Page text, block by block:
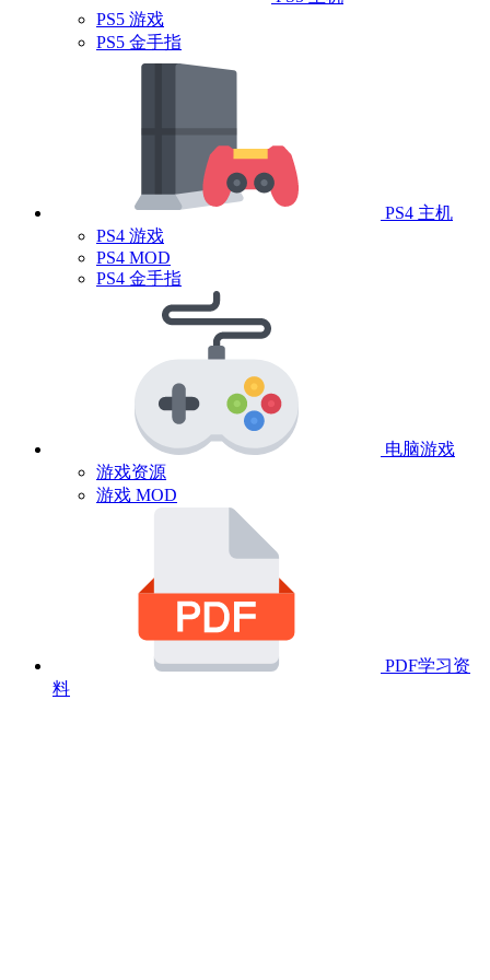
PS5 游戏
PS5 金手指
PS4 主机
PS4 游戏
PS4 MOD
PS4 金手指
电脑游戏
游戏资源
游戏 MOD
PDF学习资
料